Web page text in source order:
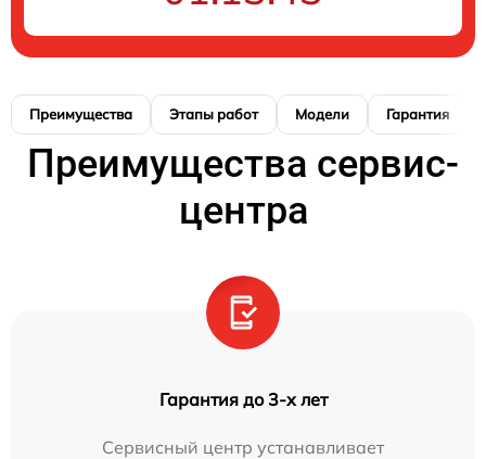
Преимущества Этапы работ Модели Гарантия
Преимущества сервис-
центра
Гарантия до 3-х лет
Сервисный центр устанавливает